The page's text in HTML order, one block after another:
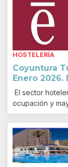
HOSTELERÍA
Coyuntura
Enero 2026.
El sector
ocupación y